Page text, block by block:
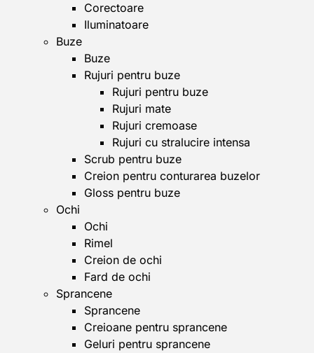
Corectoare
Iluminatoare
Buze
Buze
Rujuri pentru buze
Rujuri pentru buze
Rujuri mate
Rujuri cremoase
Rujuri cu stralucire intensa
Scrub pentru buze
Creion pentru conturarea buzelor
Gloss pentru buze
Ochi
Ochi
Rimel
Creion de ochi
Fard de ochi
Sprancene
Sprancene
Creioane pentru sprancene
Geluri pentru sprancene